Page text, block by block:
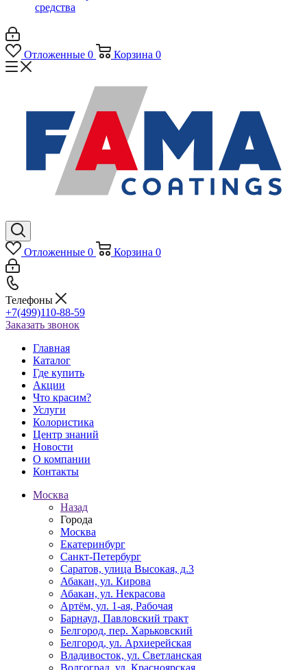
средства
Отложенные 0 Корзина 0
Отложенные 0 Корзина 0
Телефоны
+7(499)110-88-59
Заказать звонок
Главная
Каталог
Где купить
Акции
Что красим?
Услуги
Колористика
Центр знаний
Новости
О компании
Контакты
Москва
Назад
Города
Москва
Екатеринбург
Санкт-Петербург
Саратов, улица Высокая, д.3
Абакан, ул. Кирова
Абакан, ул. Некрасова
Артём, ул. 1-ая, Рабочая
Барнаул, Павловский тракт
Белгород, пер. Харьковский
Белгород, ул. Архиерейская
Владивосток, ул. Светланская
Волгоград, ул. Красноярская